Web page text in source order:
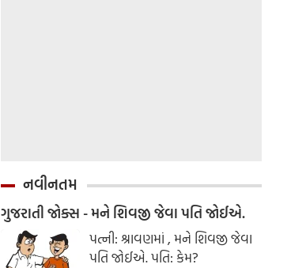
નવીનતમ
ગુજરાતી જોક્સ - મને શિવજી જેવા પતિ જોઈએ.
પત્ની: શ્રાવણમાં , મને શિવજી જેવા
પતિ જોઈએ. પતિ: કેમ?